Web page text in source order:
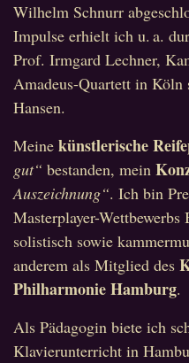
Wilhelm Schnurr
Impulse erhielt ich u. a.
Prof. Irmgard Lechner,
Amadeus-Quartett in
Hansen.
Meine künstlerische
gut“ bestanden, mein
Auszeichnung“. Ich bin
Masterplayer-
solistisch sowie
anderem als Mitglied des
Philharmonie Hamburg.
Als Pädagogin biete ich
Klavierunterricht in